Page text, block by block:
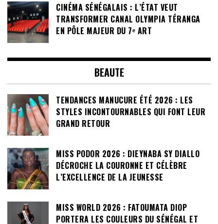
CINÉMA SÉNÉGALAIS : L’ÉTAT VEUT
TRANSFORMER CANAL OLYMPIA TÉRANGA
EN PÔLE MAJEUR DU 7ᵉ ART
BEAUTE
TENDANCES MANUCURE ÉTÉ 2026 : LES
STYLES INCONTOURNABLES QUI FONT LEUR
GRAND RETOUR
MISS PODOR 2026 : DIEYNABA SY DIALLO
DÉCROCHE LA COURONNE ET CÉLÈBRE
L’EXCELLENCE DE LA JEUNESSE
MISS WORLD 2026 : FATOUMATA DIOP
PORTERA LES COULEURS DU SÉNÉGAL ET